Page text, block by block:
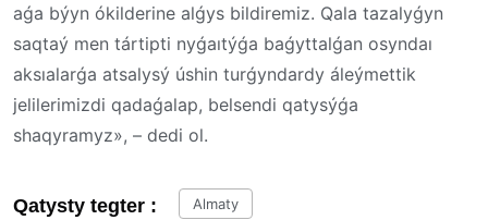
aǵa býyn ókilderine alǵys bildiremiz. Qala tazalyǵyn
saqtaý men tártipti nyǵaıtýǵa baǵyttalǵan osyndaı
aksıalarǵa atsalysý úshin turǵyndardy áleýmettik
jelilerimizdi qadaǵalap, belsendi qatysýǵa
shaqyramyz», – dedi ol.
Qatysty tegter : Almaty